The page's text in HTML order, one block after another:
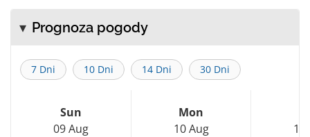
Prognoza pogody
7 Dni 10 Dni 14 Dni 30 Dni
Sun
09 Aug
Mon
10 Aug
11